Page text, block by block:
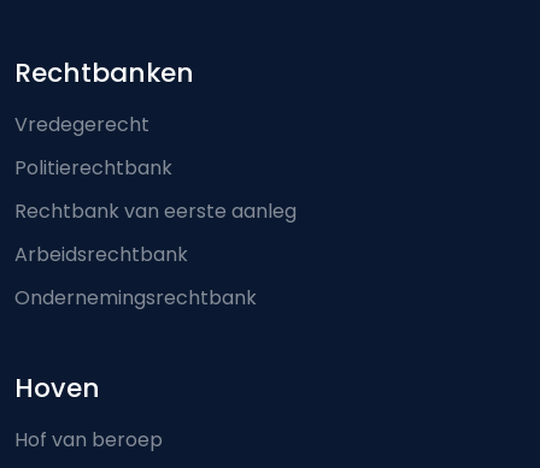
Footer-menu
Rechtbanken
Vredegerecht
Politierechtbank
Rechtbank van eerste aanleg
Arbeidsrechtbank
Ondernemingsrechtbank
Hoven
Hof van beroep